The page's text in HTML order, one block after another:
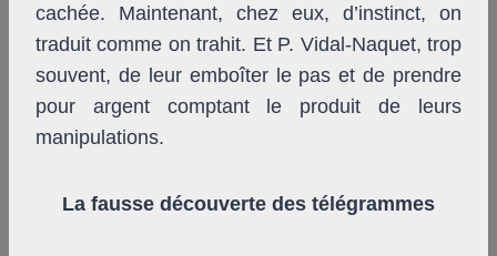
cachée. Maintenant, chez eux, d’instinct, on
traduit comme on trahit. Et P. Vidal-Naquet, trop
souvent, de leur emboîter le pas et de prendre
pour argent comptant le produit de leurs
manipulations.
La fausse découverte des télégrammes